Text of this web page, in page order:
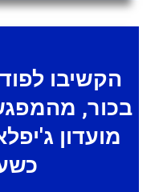
הקשיבו
בכור,
מועדון